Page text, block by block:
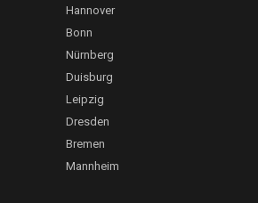
Hannover
Bonn
Nürnberg
Duisburg
Leipzig
Dresden
Bremen
Mannheim